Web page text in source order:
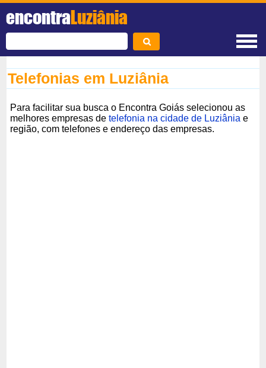
encontraLuziânia
Telefonias em Luziânia
Para facilitar sua busca o Encontra Goiás selecionou as
melhores empresas detelefonia na cidade de Luziânia e
região, com telefones e endereço das empresas.